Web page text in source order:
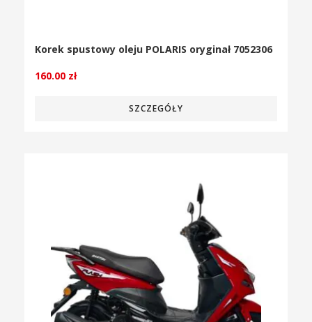
Korek spustowy oleju POLARIS oryginał 7052306
160.00 zł
SZCZEGÓŁY